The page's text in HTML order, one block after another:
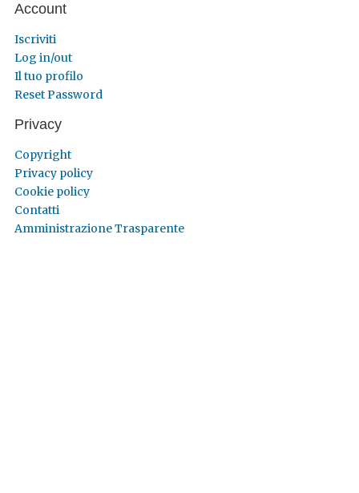
Account
Iscriviti
Log in/out
Il tuo profilo
Reset Password
Privacy
Copyright
Privacy policy
Cookie policy
Contatti
Amministrazione Trasparente